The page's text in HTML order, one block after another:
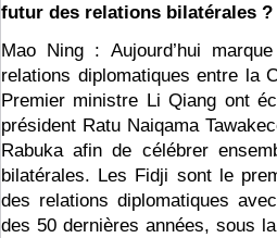
futur des relations bilatérales ?
Mao Ning : Aujourd’hui
relations diplomatiques entre la
Premier ministre Li Qiang ont
président Ratu Naiqama
Rabuka afin de célébrer
bilatérales. Les Fidji sont le
des relations diplomatiques
des 50 dernières années, sous